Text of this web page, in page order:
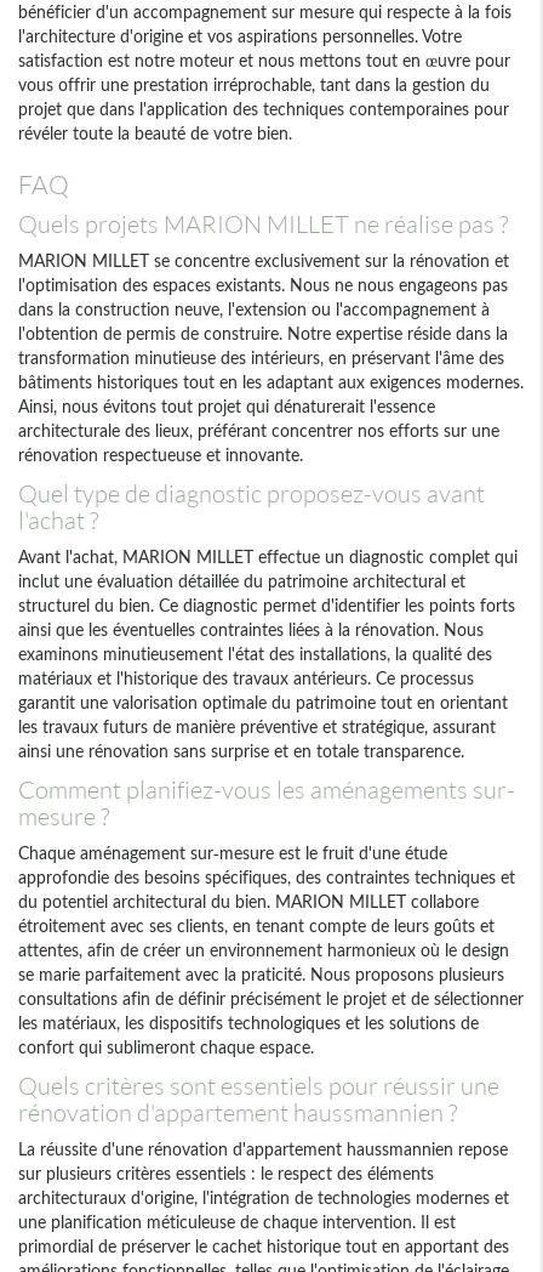
bénéficier d'un accompagnement sur mesure qui respecte à la fois
l'architecture d'origine et vos aspirations personnelles. Votre
satisfaction est notre moteur et nous mettons tout en œuvre pour
vous offrir une prestation irréprochable, tant dans la gestion du
projet que dans l'application des techniques contemporaines pour
révéler toute la beauté de votre bien.
FAQ
Quels projets MARION MILLET ne réalise pas ?
MARION MILLET se concentre exclusivement sur la rénovation et
l'optimisation des espaces existants. Nous ne nous engageons pas
dans la construction neuve, l'extension ou l'accompagnement à
l'obtention de permis de construire. Notre expertise réside dans la
transformation minutieuse des intérieurs, en préservant l'âme des
bâtiments historiques tout en les adaptant aux exigences modernes.
Ainsi, nous évitons tout projet qui dénaturerait l'essence
architecturale des lieux, préférant concentrer nos efforts sur une
rénovation respectueuse et innovante.
Quel type de diagnostic proposez-vous avant
l'achat ?
Avant l'achat, MARION MILLET effectue un diagnostic complet qui
inclut une évaluation détaillée du patrimoine architectural et
structurel du bien. Ce diagnostic permet d'identifier les points forts
ainsi que les éventuelles contraintes liées à la rénovation. Nous
examinons minutieusement l'état des installations, la qualité des
matériaux et l'historique des travaux antérieurs. Ce processus
garantit une valorisation optimale du patrimoine tout en orientant
les travaux futurs de manière préventive et stratégique, assurant
ainsi une rénovation sans surprise et en totale transparence.
Comment planifiez-vous les aménagements sur-
mesure ?
Chaque aménagement sur-mesure est le fruit d'une étude
approfondie des besoins spécifiques, des contraintes techniques et
du potentiel architectural du bien. MARION MILLET collabore
étroitement avec ses clients, en tenant compte de leurs goûts et
attentes, afin de créer un environnement harmonieux où le design
se marie parfaitement avec la praticité. Nous proposons plusieurs
consultations afin de définir précisément le projet et de sélectionner
les matériaux, les dispositifs technologiques et les solutions de
confort qui sublimeront chaque espace.
Quels critères sont essentiels pour réussir une
rénovation d'appartement haussmannien ?
La réussite d'une rénovation d'appartement haussmannien repose
sur plusieurs critères essentiels : le respect des éléments
architecturaux d'origine, l'intégration de technologies modernes et
une planification méticuleuse de chaque intervention. Il est
primordial de préserver le cachet historique tout en apportant des